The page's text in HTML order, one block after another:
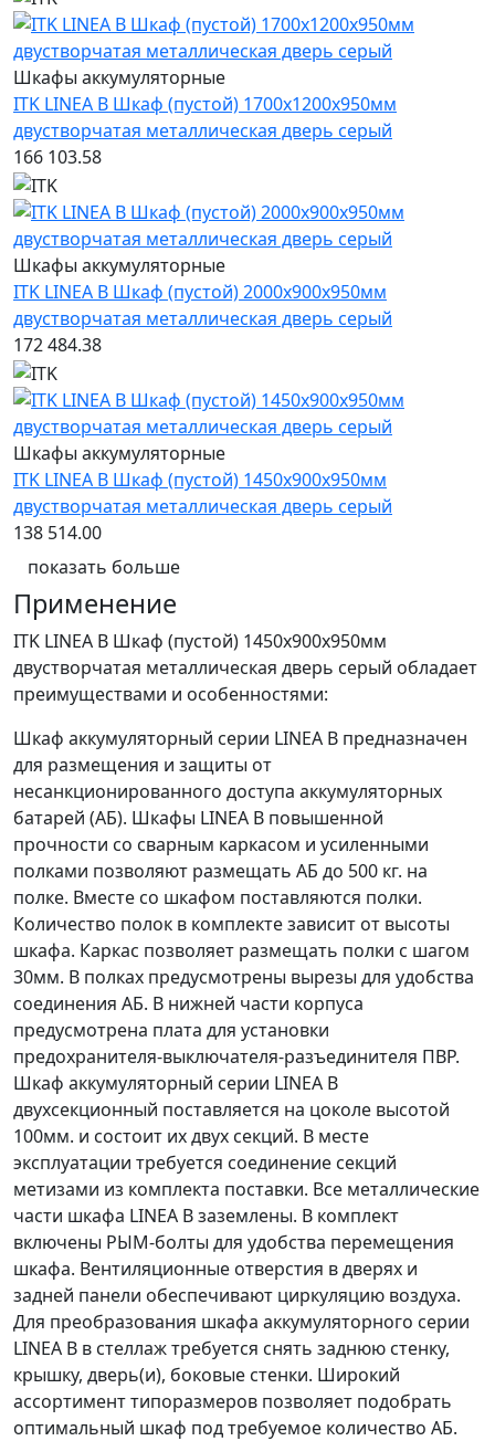
Шкафы аккумуляторные
ITK LINEA B Шкаф (пустой) 1700х1200х950мм
двустворчатая металлическая дверь серый
166 103.58
Шкафы аккумуляторные
ITK LINEA B Шкаф (пустой) 2000х900х950мм
двустворчатая металлическая дверь серый
172 484.38
Шкафы аккумуляторные
ITK LINEA B Шкаф (пустой) 1450х900х950мм
двустворчатая металлическая дверь серый
138 514.00
показать больше
Применение
ITK LINEA B Шкаф (пустой) 1450х900х950мм
двустворчатая металлическая дверь серый обладает
преимуществами и особенностями:
Шкаф аккумуляторный серии LINEA B предназначен
для размещения и защиты от
несанкционированного доступа аккумуляторных
батарей (АБ). Шкафы LINEA B повышенной
прочности со сварным каркасом и усиленными
полками позволяют размещать АБ до 500 кг. на
полке. Вместе со шкафом поставляются полки.
Количество полок в комплекте зависит от высоты
шкафа. Каркас позволяет размещать полки с шагом
30мм. В полках предусмотрены вырезы для удобства
соединения АБ. В нижней части корпуса
предусмотрена плата для установки
предохранителя-выключателя-разъединителя ПВР.
Шкаф аккумуляторный серии LINEA B
двухсекционный поставляется на цоколе высотой
100мм. и состоит их двух секций. В месте
эксплуатации требуется соединение секций
метизами из комплекта поставки. Все металлические
части шкафа LINEA B заземлены. В комплект
включены РЫМ-болты для удобства перемещения
шкафа. Вентиляционные отверстия в дверях и
задней панели обеспечивают циркуляцию воздуха.
Для преобразования шкафа аккумуляторного серии
LINEA B в стеллаж требуется снять заднюю стенку,
крышку, дверь(и), боковые стенки. Широкий
ассортимент типоразмеров позволяет подобрать
оптимальный шкаф под требуемое количество АБ.